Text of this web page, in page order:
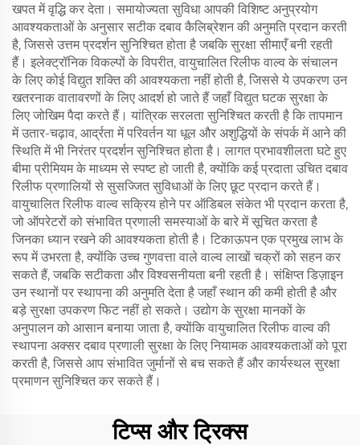
खपत में वृद्धि कर देता। समायोज्यता सुविधा आपकी विशिष्ट अनुप्रयोग
आवश्यकताओं के अनुसार सटीक दबाव कैलिब्रेशन की अनुमति प्रदान करती
है, जिससे उत्तम प्रदर्शन सुनिश्चित होता है जबकि सुरक्षा सीमाएँ बनी रहती
हैं। इलेक्ट्रॉनिक विकल्पों के विपरीत, वायुचालित रिलीफ वाल्व के संचालन
के लिए कोई विद्युत शक्ति की आवश्यकता नहीं होती है, जिससे ये उपकरण उन
खतरनाक वातावरणों के लिए आदर्श हो जाते हैं जहाँ विद्युत घटक सुरक्षा के
लिए जोखिम पैदा करते हैं। यांत्रिक सरलता सुनिश्चित करती है कि तापमान
में उतार-चढ़ाव, आर्द्रता में परिवर्तन या धूल और अशुद्धियों के संपर्क में आने की
स्थिति में भी निरंतर प्रदर्शन सुनिश्चित होता है। लागत प्रभावशीलता घटे हुए
बीमा प्रीमियम के माध्यम से स्पष्ट हो जाती है, क्योंकि कई प्रदाता उचित दबाव
रिलीफ प्रणालियों से सुसज्जित सुविधाओं के लिए छूट प्रदान करते हैं।
वायुचालित रिलीफ वाल्व सक्रिय होने पर ऑडिबल संकेत भी प्रदान करता है,
जो ऑपरेटरों को संभावित प्रणाली समस्याओं के बारे में सूचित करता है
जिनका ध्यान रखने की आवश्यकता होती है। टिकाऊपन एक प्रमुख लाभ के
रूप में उभरता है, क्योंकि उच्च गुणवत्ता वाले वाल्व लाखों चक्रों को सहन कर
सकते हैं, जबकि सटीकता और विश्वसनीयता बनी रहती है। संक्षिप्त डिज़ाइन
उन स्थानों पर स्थापना की अनुमति देता है जहाँ स्थान की कमी होती है और
बड़े सुरक्षा उपकरण फिट नहीं हो सकते। उद्योग के सुरक्षा मानकों के
अनुपालन को आसान बनाया जाता है, क्योंकि वायुचालित रिलीफ वाल्व की
स्थापना अक्सर दबाव प्रणाली सुरक्षा के लिए नियामक आवश्यकताओं को पूरा
करती है, जिससे आप संभावित जुर्मानों से बच सकते हैं और कार्यस्थल सुरक्षा
प्रमाणन सुनिश्चित कर सकते हैं।
टिप्स और ट्रिक्स